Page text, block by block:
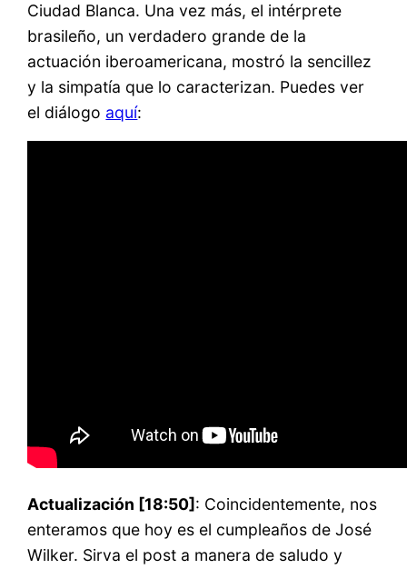
Ciudad Blanca. Una vez más, el intérprete
brasileño, un verdadero grande de la
actuación iberoamericana, mostró la sencillez
y la simpatía que lo caracterizan. Puedes ver
el diálogo aquí:
Actualización [18:50]: Coincidentemente, nos
enteramos que hoy es el cumpleaños de José
Wilker. Sirva el post a manera de saludo y